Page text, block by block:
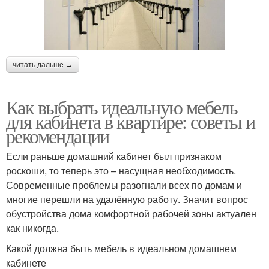
читать дальше →
Как выбрать идеальную мебель
для кабинета в квартире: советы и
рекомендации
Если раньше домашний кабинет был признаком
роскоши, то теперь это – насущная необходимость.
Современные проблемы разогнали всех по домам и
многие перешли на удалённую работу. Значит вопрос
обустройства дома комфортной рабочей зоны актуален
как никогда.
Какой должна быть мебель в идеальном домашнем
кабинете